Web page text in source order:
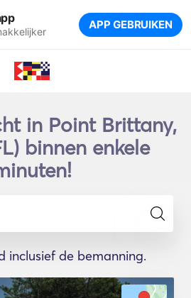
APP GEBRUIKEN
in Point Brittany,
binnen enkele
inclusief de bemanning.